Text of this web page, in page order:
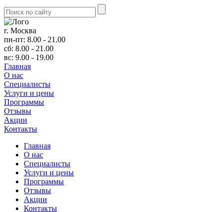
г. Москва
пн-пт: 8.00 - 21.00
сб: 8.00 - 21.00
вс: 9.00 - 19.00
Главная
О нас
Cпециалисты
Услуги и цены
Программы
Отзывы
Акции
Контакты
Главная
О нас
Cпециалисты
Услуги и цены
Программы
Отзывы
Акции
Контакты